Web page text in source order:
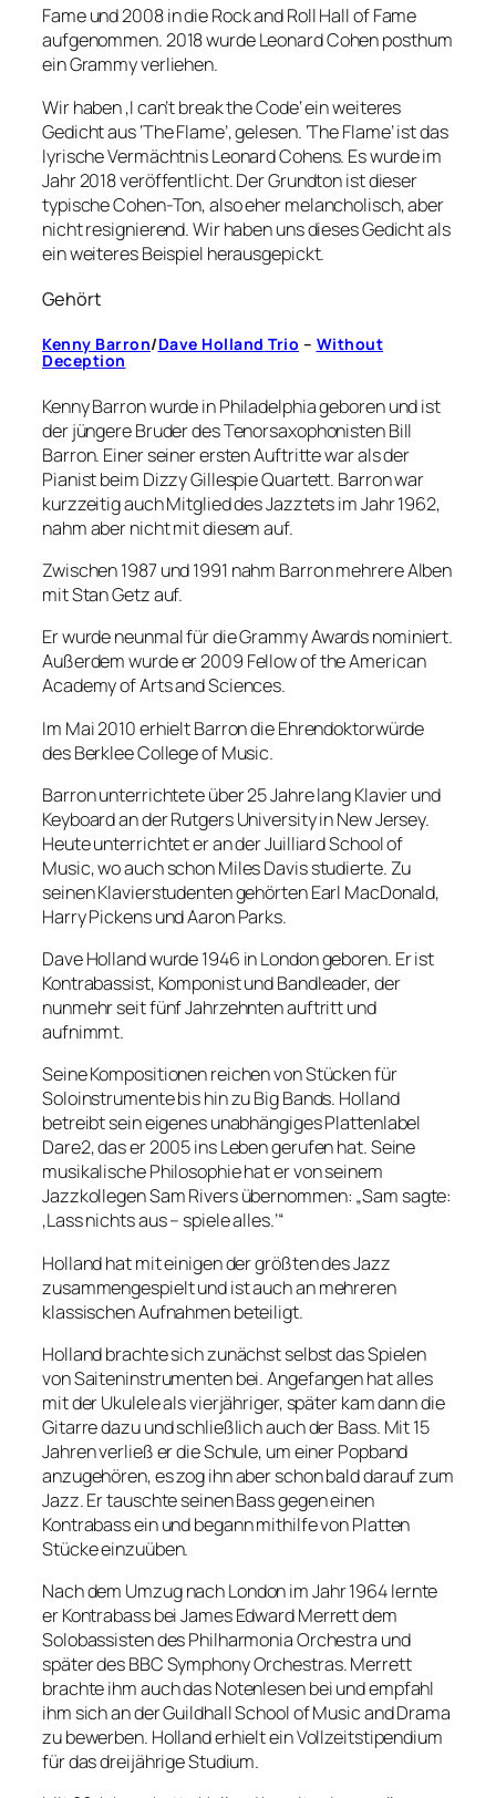
Fame und 2008 in die Rock and Roll Hall of Fame
aufgenommen. 2018 wurde Leonard Cohen posthum
ein Grammy verliehen.
Wir haben ‚I can’t break the Code‘ ein weiteres
Gedicht aus ‘The Flame’, gelesen. ‘The Flame’ ist das
lyrische Vermächtnis Leonard Cohens. Es wurde im
Jahr 2018 veröffentlicht. Der Grundton ist dieser
typische Cohen-Ton, also eher melancholisch, aber
nicht resignierend. Wir haben uns dieses Gedicht als
ein weiteres Beispiel herausgepickt.
Gehört
Kenny Barron/Dave Holland Trio – Without
Deception
Kenny Barron wurde in Philadelphia geboren und ist
der jüngere Bruder des Tenorsaxophonisten Bill
Barron. Einer seiner ersten Auftritte war als der
Pianist beim Dizzy Gillespie Quartett. Barron war
kurzzeitig auch Mitglied des Jazztets im Jahr 1962,
nahm aber nicht mit diesem auf.
Zwischen 1987 und 1991 nahm Barron mehrere Alben
mit Stan Getz auf.
Er wurde neunmal für die Grammy Awards nominiert.
Außerdem wurde er 2009 Fellow of the American
Academy of Arts and Sciences.
Im Mai 2010 erhielt Barron die Ehrendoktorwürde
des Berklee College of Music.
Barron unterrichtete über 25 Jahre lang Klavier und
Keyboard an der Rutgers University in New Jersey.
Heute unterrichtet er an der Juilliard School of
Music, wo auch schon Miles Davis studierte. Zu
seinen Klavierstudenten gehörten Earl MacDonald,
Harry Pickens und Aaron Parks.
Dave Holland wurde 1946 in London geboren. Er ist
Kontrabassist, Komponist und Bandleader, der
nunmehr seit fünf Jahrzehnten auftritt und
aufnimmt.
Seine Kompositionen reichen von Stücken für
Soloinstrumente bis hin zu Big Bands. Holland
betreibt sein eigenes unabhängiges Plattenlabel
Dare2, das er 2005 ins Leben gerufen hat. Seine
musikalische Philosophie hat er von seinem
Jazzkollegen Sam Rivers übernommen: „Sam sagte:
‚Lass nichts aus – spiele alles.’“
Holland hat mit einigen der größten des Jazz
zusammengespielt und ist auch an mehreren
klassischen Aufnahmen beteiligt.
Holland brachte sich zunächst selbst das Spielen
von Saiteninstrumenten bei. Angefangen hat alles
mit der Ukulele als vierjähriger, später kam dann die
Gitarre dazu und schließlich auch der Bass. Mit 15
Jahren verließ er die Schule, um einer Popband
anzugehören, es zog ihn aber schon bald darauf zum
Jazz. Er tauschte seinen Bass gegen einen
Kontrabass ein und begann mithilfe von Platten
Stücke einzuüben.
Nach dem Umzug nach London im Jahr 1964 lernte
er Kontrabass bei James Edward Merrett dem
Solobassisten des Philharmonia Orchestra und
später des BBC Symphony Orchestras. Merrett
brachte ihm auch das Notenlesen bei und empfahl
ihm sich an der Guildhall School of Music and Drama
zu bewerben. Holland erhielt ein Vollzeitstipendium
für das dreijährige Studium.